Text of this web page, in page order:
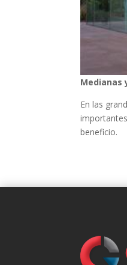
Medianas
En las
beneficio.